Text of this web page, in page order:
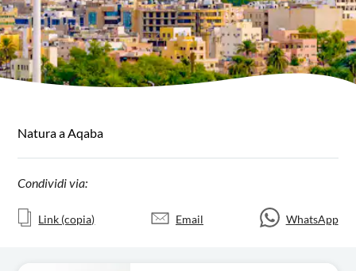
Natura a Aqaba
Condividi via:
Link (copia) Email WhatsApp